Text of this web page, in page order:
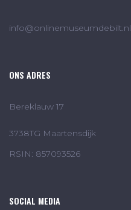
info@onlinemuseumdebilt.nl
ONS ADRES
Bereklauw 17
3738TG Maartensdijk
RSIN: 857093526
SOCIAL MEDIA